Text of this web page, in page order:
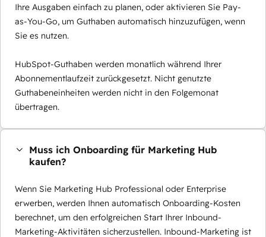
Ihre Ausgaben einfach zu planen, oder aktivieren Sie Pay-
as-You-Go, um Guthaben automatisch hinzuzufügen, wenn
Sie es nutzen.
HubSpot-Guthaben werden monatlich während Ihrer
Abonnementlaufzeit zurückgesetzt. Nicht genutzte
Guthabeneinheiten werden nicht in den Folgemonat
übertragen.
Muss ich Onboarding für Marketing Hub
kaufen?
Wenn Sie Marketing Hub Professional oder Enterprise
erwerben, werden Ihnen automatisch Onboarding-Kosten
berechnet, um den erfolgreichen Start Ihrer Inbound-
Marketing-Aktivitäten sicherzustellen. Inbound-Marketing ist